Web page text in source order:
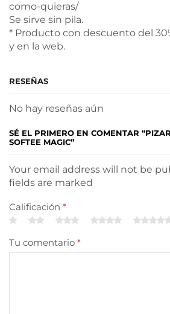
como-quieras/
Se sirve sin pila.
* Producto con descuento del
y en la web.
RESEÑAS
No hay reseñas aún
SÉ EL PRIMERO EN COMENTAR
SOFTEE MAGIC”
Your email address will not be
fields are marked
Calificación *
Tu comentario *